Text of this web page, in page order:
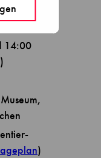
14:00
)